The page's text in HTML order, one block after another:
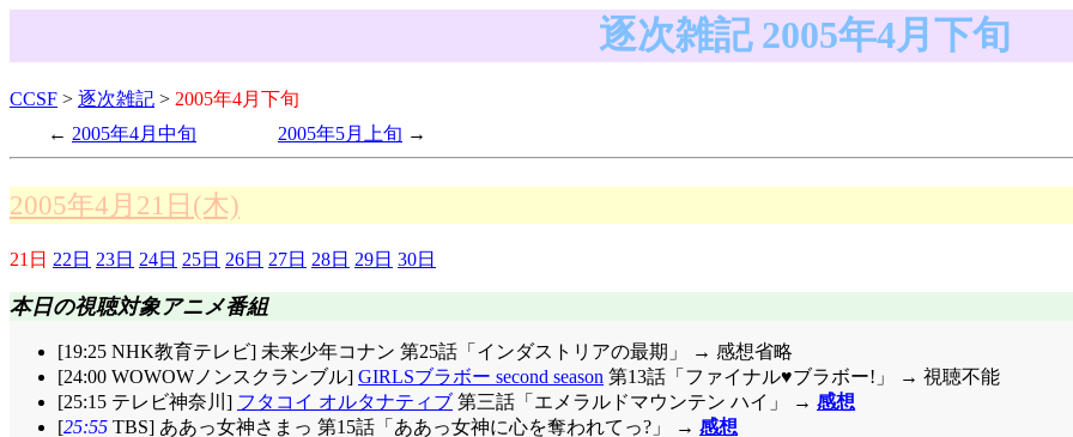
逐次雑記 2005年4月下旬
CCSF > 逐次雑記 > 2005年4月下旬
2005年4月中旬
2005年5月上旬
2005年4月21日(木)
21日 22日 23日 24日 25日 26日 27日 28日 29日 30日
本日の視聴対象アニメ番組
[19:25 NHK教育テレビ] 未来少年コナン 第25話「インダストリアの最期」 → 感想省略
[24:00 WOWOWノンスクランブル] GIRLSブラボー second season 第13話「ファイナル♥ブラボー!」 → 視聴不能
[25:15 テレビ神奈川] フタコイ オルタナティブ 第三話「エメラルドマウンテン ハイ」 → 感想
[25:55 TBS] ああっ女神さまっ 第15話「ああっ女神に心を奪われてっ?」 → 感想